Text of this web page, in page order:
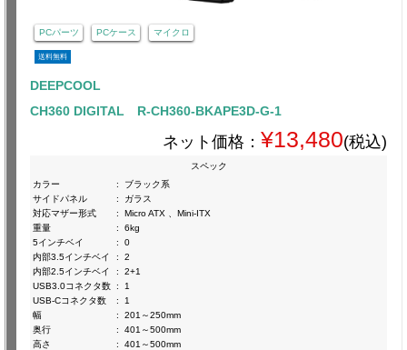
PCパーツ PCケース マイクロ
送料無料
DEEPCOOL
CH360 DIGITAL R-CH360-BKAPE3D-G-1
ネット価格： ¥13,480(税込)
スペック
カラー
:
ブラック系
サイドパネル
:
ガラス
対応マザー形式
:
Micro ATX 、Mini-ITX
重量
:
6kg
5インチベイ
:
0
内部3.5インチベイ
:
2
内部2.5インチベイ
:
2+1
USB3.0コネクタ数 :
1
USB-Cコネクタ数
:
1
幅
:
201～250mm
奥行
:
401～500mm
高さ
: 401～500mm